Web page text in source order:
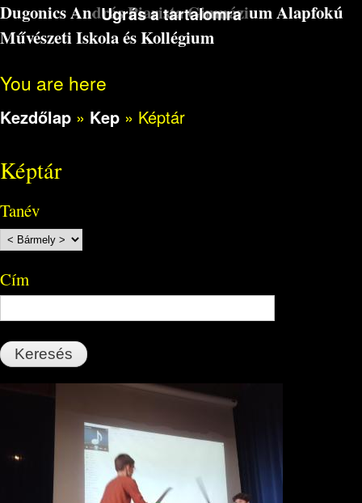
Ugrás a tartalomra
Dugonics András Piarista Gimnázium Alapfokú
Művészeti Iskola és Kollégium
You are here
Kezdőlap » Kep » Képtár
Képtár
Tanév
Cím